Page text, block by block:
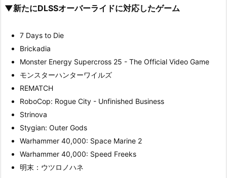
▼新たにDLSSオーバーライドに対応したゲーム
7 Days to Die
Brickadia
Monster Energy Supercross 25 - The Official Video Game
モンスターハンターワイルズ
REMATCH
RoboCop: Rogue City - Unfinished Business
Strinova
Stygian: Outer Gods
Warhammer 40,000: Space Marine 2
Warhammer 40,000: Speed Freeks
明末：ウツロノハネ